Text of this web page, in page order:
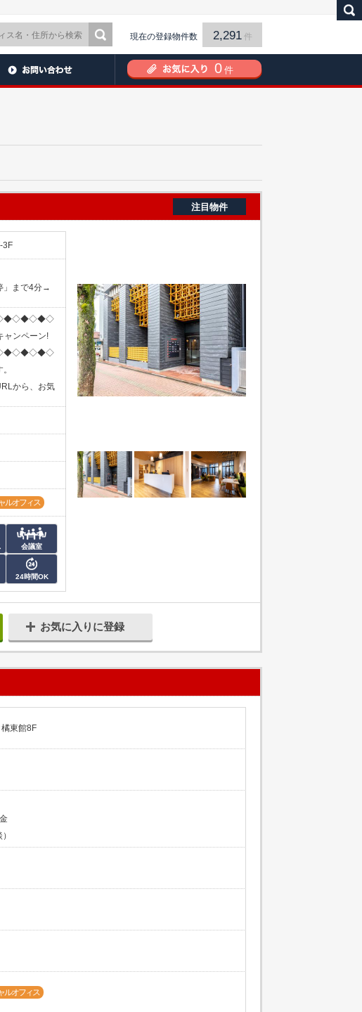
現在の登録物件数 2,291 件
0 件
注目物件
3F
」まで4分→
ャンペーン!
から、お気
ルオフィス
会議室
24時間OK
お気に入りに登録
東館8F
ルオフィス